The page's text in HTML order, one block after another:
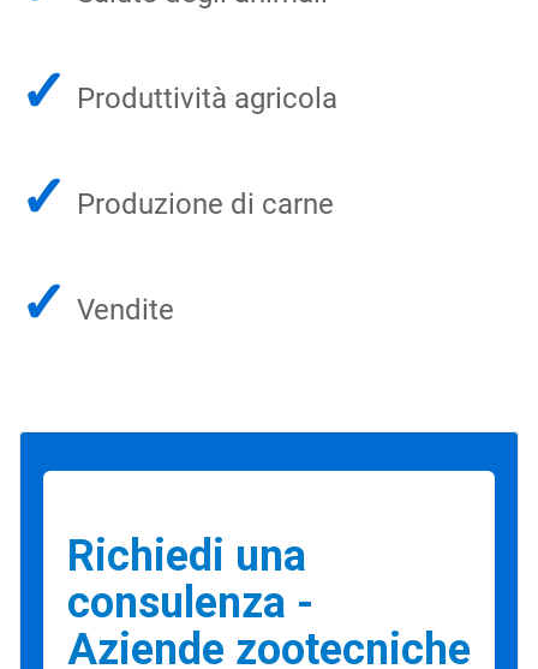
✓ Produttività agricola
✓ Produzione di carne
✓ Vendite
Richiedi una
consulenza -
Aziende zootecniche